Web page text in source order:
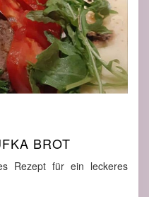
BROT
Rezept für ein leckeres